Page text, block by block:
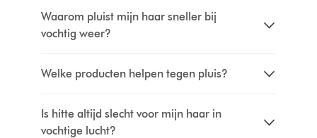
Waarom pluist mijn haar sneller bij
vochtig weer?
Welke producten helpen tegen pluis?
Is hitte altijd slecht voor mijn haar in
vochtige lucht?